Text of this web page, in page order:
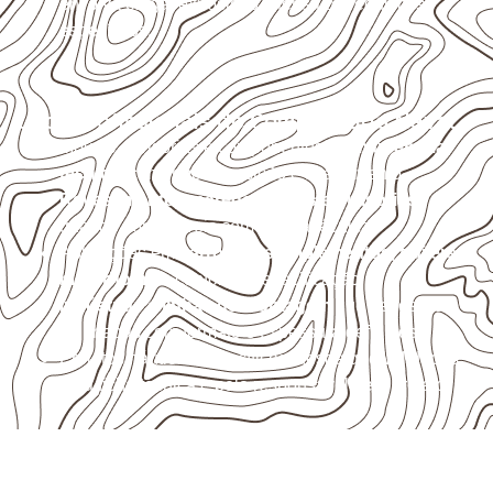
envolva carga, exposição intensa ou requisitos
específicos.
Usos profissionais do Compensado Naval
Móveis, divisórias e componentes de
marcenaria
técnica
, conforme exposição e acabamento.
Revestimentos, paredes, pisos e divisórias
quando compatíveis com a ficha técnica.
Aplicações em
carrocerias, implementos, trailers e
motorhomes, conforme especificação.
Indústrias e linhas de montagem
que necessitam
de chapas com formato e espessura definidos.
Projetos náuticos específicos, desde que validados
pela ficha técnica e pelo responsável pelo projeto.